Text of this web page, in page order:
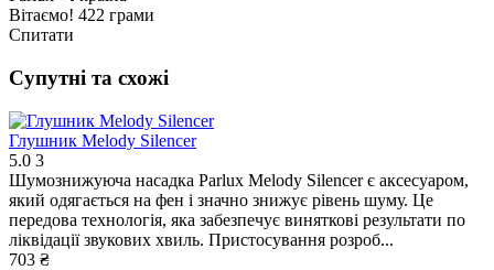
Вітаємо! 422 грами
Спитати
Супутні та схожі
Глушник Melody Silencer
5.0 3
Шумознижуюча насадка Parlux Melody Silencer є аксесуаром,
який одягається на фен і значно знижує рівень шуму. Це
передова технологія, яка забезпечує виняткові результати по
ліквідації звукових хвиль. Пристосування розроб...
703 ₴